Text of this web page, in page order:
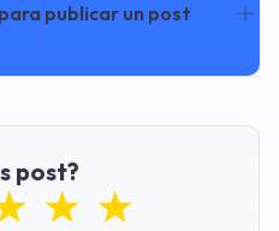
publicar un post
post?